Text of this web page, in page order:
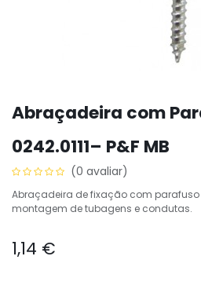
Abraçadeira com
0242.0111– P&F MB
(0 avaliar)
Abraçadeira de fixação com parafuso
montagem de tubagens e condutas.
1,14 €